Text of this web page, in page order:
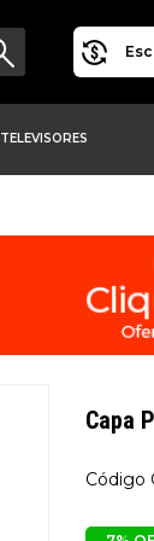
TELEVISORES
Capa